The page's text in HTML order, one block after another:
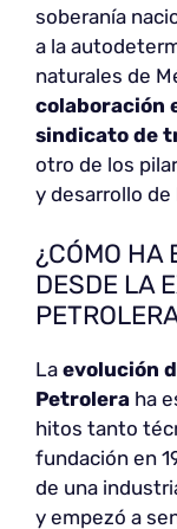
soberanía
a la
naturales de
colaboración
sindicato de
otro de los
y desarrollo de
¿CÓMO HA
DESDE LA
La evolución
Petrolera ha
hitos tanto
fundación en
de una
y empezó a